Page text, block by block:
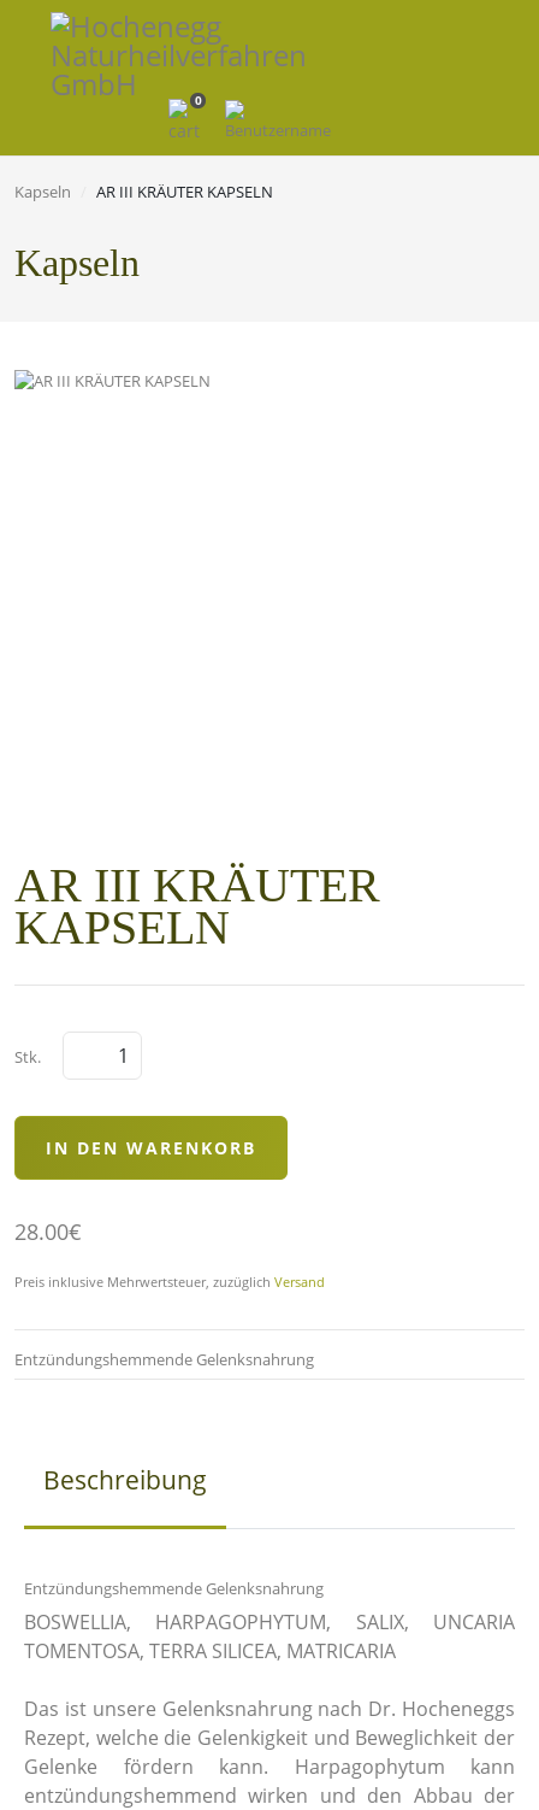
0
Kapseln AR III KRÄUTER KAPSELN
Kapseln
AR III KRÄUTER
KAPSELN
Stk.
28.00€
Preis inklusive Mehrwertsteuer, zuzüglich Versand
Entzündungshemmende Gelenksnahrung
Beschreibung
Entzündungshemmende Gelenksnahrung
BOSWELLIA, HARPAGOPHYTUM, SALIX, UNCARIA
TOMENTOSA, TERRA SILICEA, MATRICARIA
Das ist unsere Gelenksnahrung nach Dr. Hocheneggs
Rezept, welche die Gelenkigkeit und Beweglichkeit der
Gelenke fördern kann. Harpagophytum kann
entzündungshemmend wirken und den Abbau der